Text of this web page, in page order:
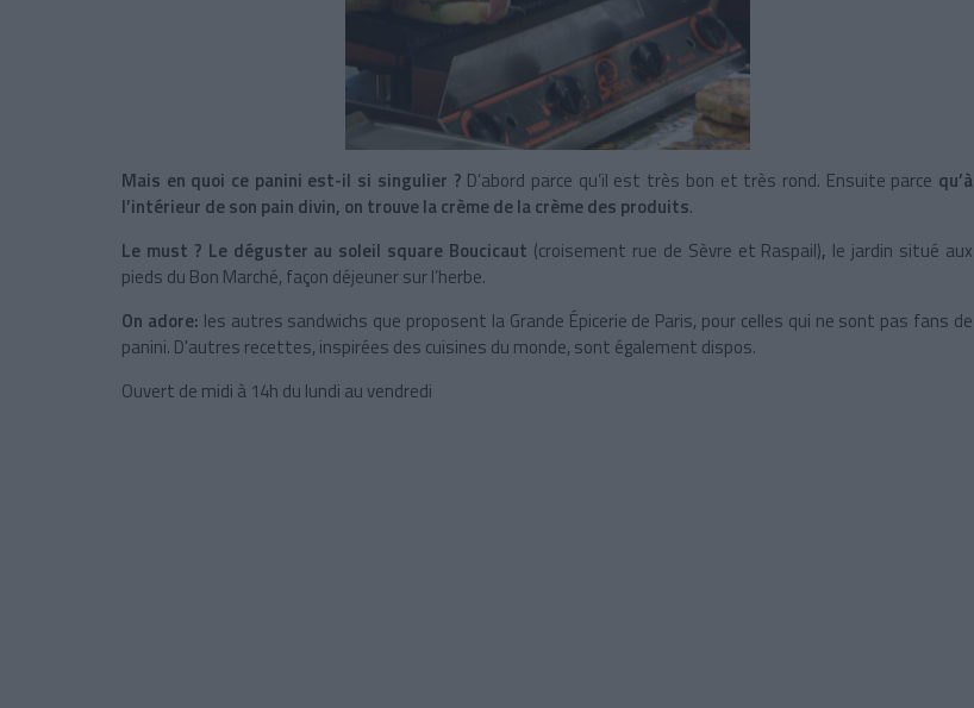
Mais en quoi ce panini est-il si singulier ? D’abord parce qu’il est très bon et très rond. Ensuite parce qu’à
l’intérieur de son pain divin, on trouve la crème de la crème des produits.
Le must ? Le déguster au soleil square Boucicaut (croisement rue de Sèvre et Raspail), le jardin situé aux
pieds du Bon Marché, façon déjeuner sur l’herbe.
On adore: les autres sandwichs que proposent la Grande Épicerie de Paris, pour celles qui ne sont pas fans de
panini. D'autres recettes, inspirées des cuisines du monde, sont également dispos.
Ouvert de midi à 14h du lundi au vendredi